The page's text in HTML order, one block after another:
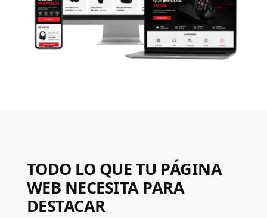
TODO LO QUE TU PÁGINA
WEB NECESITA PARA
DESTACAR